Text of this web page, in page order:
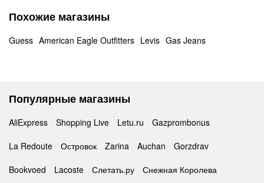
Похожие магазины
Guess American Eagle Outfitters Levis Gas Jeans
Популярные магазины
AliExpress Shopping Live Letu.ru
Gazprombonus
La Redoute
Островок Zarina Auchan
Gorzdrav
Bookvoed
Lacoste Слетать.ру Снежная Королева